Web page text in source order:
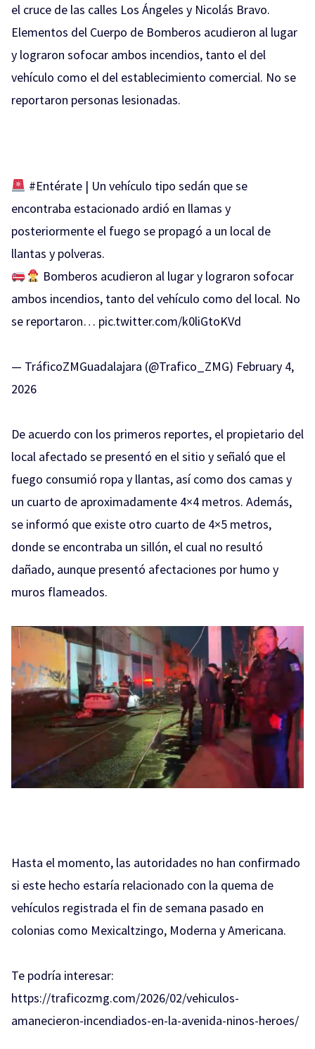
el cruce de las calles Los Ángeles y Nicolás Bravo.
Elementos del Cuerpo de Bomberos acudieron al lugar
y lograron sofocar ambos incendios, tanto el del
vehículo como el del establecimiento comercial. No se
reportaron personas lesionadas.
#Entérate| Un vehículo tipo sedán que se
encontraba estacionado ardió en llamas y
posteriormente el fuego se propagó a un local de
llantas y polveras.
Bomberos acudieron al lugar y lograron sofocar
ambos incendios, tanto del vehículo como del local. No
se reportaron… pic.twitter.com/k0liGtoKVd
— TráficoZMGuadalajara (@Trafico_ZMG) February 4,
2026
De acuerdo con los primeros reportes, el propietario del
local afectado se presentó en el sitio y señaló que el
fuego consumió ropa y llantas, así como dos camas y
un cuarto de aproximadamente 4×4 metros. Además,
se informó que existe otro cuarto de 4×5 metros,
donde se encontraba un sillón, el cual no resultó
dañado, aunque presentó afectaciones por humo y
muros flameados.
Hasta el momento, las autoridades no han confirmado
si este hecho estaría relacionado con la quema de
vehículos registrada el fin de semana pasado en
colonias como Mexicaltzingo, Moderna y Americana.
Te podría interesar:
https://traficozmg.com/2026/02/vehiculos-
amanecieron-incendiados-en-la-avenida-ninos-heroes/